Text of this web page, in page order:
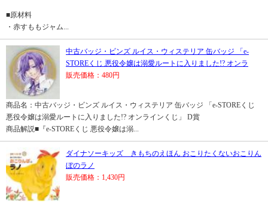
■原材料
・赤すももジャム...
中古バッジ・ビンズ ルイス・ウィステリア 缶バッジ 「e-
STOREくじ 悪役令嬢は溺愛ルートに入りました!? オンラ
販売価格：480円
商品名：中古バッジ・ビンズ ルイス・ウィステリア 缶バッジ 「e-STOREくじ
悪役令嬢は溺愛ルートに入りました!? オンラインくじ」 D賞
商品解説■『e-STOREくじ 悪役令嬢は溺...
ダイナソーキッズ きもちのえほん おこりたくないおこりん
ぼのラノ
販売価格：1,430円